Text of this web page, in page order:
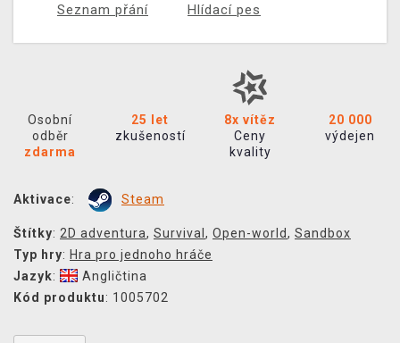
Seznam přání Hlídací pes
Osobní
odběr
zdarma
25 let
zkušeností
8x vítěz
Ceny
kvality
20 000
výdejen
Aktivace: Steam
Štítky: 2D adventura, Survival , Open-world, Sandbox
Typ hry: Hra pro jednoho hráče
Jazyk:
Angličtina
Kód produktu: 1005702